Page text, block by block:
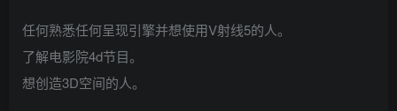
任何熟悉任何呈现引擎并想使用V射线5的人。
了解电影院4d节目。
想创造3D空间的人。